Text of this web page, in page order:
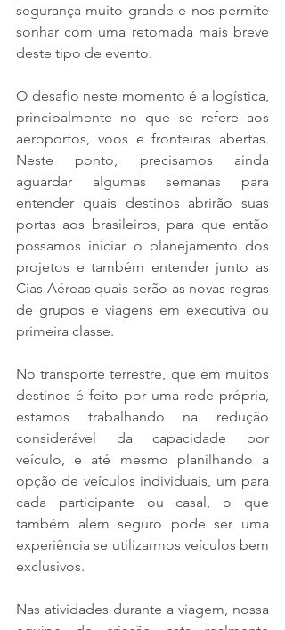
segurança muito grande e nos permite
sonhar com uma retomada mais breve
deste tipo de evento.
O desafio neste momento é a logística,
principalmente no que se refere aos
aeroportos, voos e fronteiras abertas.
Neste ponto, precisamos ainda
aguardar algumas semanas para
entender quais destinos abrirão suas
portas aos brasileiros, para que então
possamos iniciar o planejamento dos
projetos e também entender junto as
Cias Aéreas quais serão as novas regras
de grupos e viagens em executiva ou
primeira classe.
No transporte terrestre, que em muitos
destinos é feito por uma rede própria,
estamos trabalhando na redução
considerável da capacidade por
veículo, e até mesmo planilhando a
opção de veículos individuais, um para
cada participante ou casal, o que
também alem seguro pode ser uma
experiência se utilizarmos veículos bem
exclusivos.
Nas atividades durante a viagem, nossa